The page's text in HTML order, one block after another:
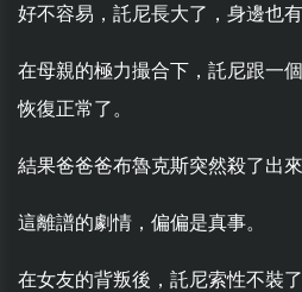
好不容易，託尼長大了，身邊也有
在母親的極力撮合下，託尼跟一
恢復正常了。
結果爸爸爸布魯克斯突然殺了出
這離譜的劇情，偏偏是真事。
在女友的背叛後，託尼索性不裝